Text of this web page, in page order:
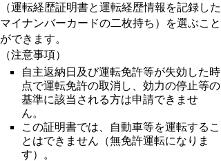
（運転経歴証明書と運転経歴情報を記録した
マイナンバーカードの二枚持ち）を選ぶこと
ができます。
（注意事項）
自主返納日及び運転免許等が失効した時
点で運転免許の取消し、効力の停止等の
基準に該当される方は申請できませ
ん。
この証明書では、自動車等を運転するこ
とはできません（無免許運転になりま
す）。